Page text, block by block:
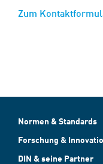
Zum
Normen & Standards
Forschung &
DIN & seine Partner